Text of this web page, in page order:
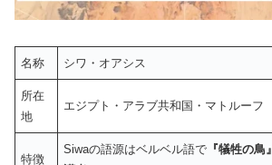
名称 シワ・オアシス
所在
地
エジプト・アラブ共和国・マトルーフ
特徴
Siwaの語源はベルベル語で 『犠牲の鳥』